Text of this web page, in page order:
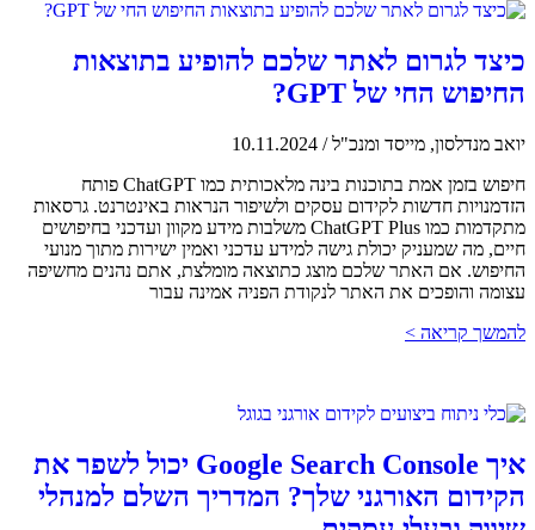
כיצד לגרום לאתר שלכם להופיע בתוצאות
החיפוש החי של GPT?
יואב מנדלסון, מייסד ומנכ"ל/
10.11.2024
חיפוש בזמן אמת בתוכנות בינה מלאכותית כמו ChatGPT פותח
הזדמנויות חדשות לקידום עסקים ולשיפור הנראות באינטרנט. גרסאות
מתקדמות כמו ChatGPT Plus משלבות מידע מקוון ועדכני בחיפושים
חיים, מה שמעניק יכולת גישה למידע עדכני ואמין ישירות מתוך מנועי
החיפוש. אם האתר שלכם מוצג כתוצאה מומלצת, אתם נהנים מחשיפה
עצומה והופכים את האתר לנקודת הפניה אמינה עבור
להמשך קריאה >
איך Google Search Console יכול לשפר את
הקידום האורגני שלך? המדריך השלם למנהלי